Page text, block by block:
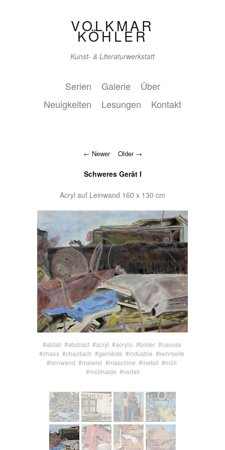
VOLKMAR
KÖHLER
Kunst- & Literaturwerkstatt
Serien Galerie
Über
Neuigkeiten
Lesungen Kontakt
Newer Older
Schweres Gerät I
Acryl auf Leinwand 160 x 130 cm
#abfall #abstract #acryl #acrylic #bilder #canvas
#chaos #chaotisch #gemälde #industrie #kehrseite
#leinwand #malerei #maschine #metall #müll
#müllhalde #verfall